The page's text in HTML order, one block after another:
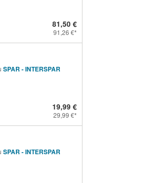
81,50 €
91,26 €
SPAR - INTERSPAR
19,99 €
29,99 €
SPAR - INTERSPAR